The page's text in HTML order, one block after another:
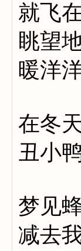
就飞
眺望
暖洋
在冬
丑小
梦见
减去